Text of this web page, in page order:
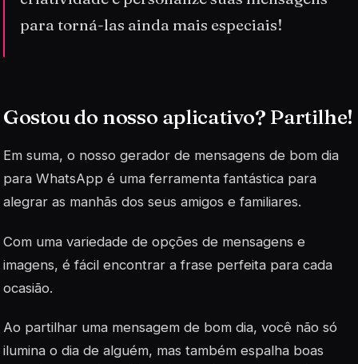
para torná-las ainda mais especiais!
Gostou do nosso aplicativo? Partilhe!
Em suma, o nosso gerador de mensagens de bom dia
para WhatsApp é uma ferramenta fantástica para
alegrar as manhãs dos seus amigos e familiares.
Com uma variedade de opções de mensagens e
imagens, é fácil encontrar a frase perfeita para cada
ocasião.
Ao partilhar uma mensagem de bom dia, você não só
ilumina o dia de alguém, mas também espalha boas